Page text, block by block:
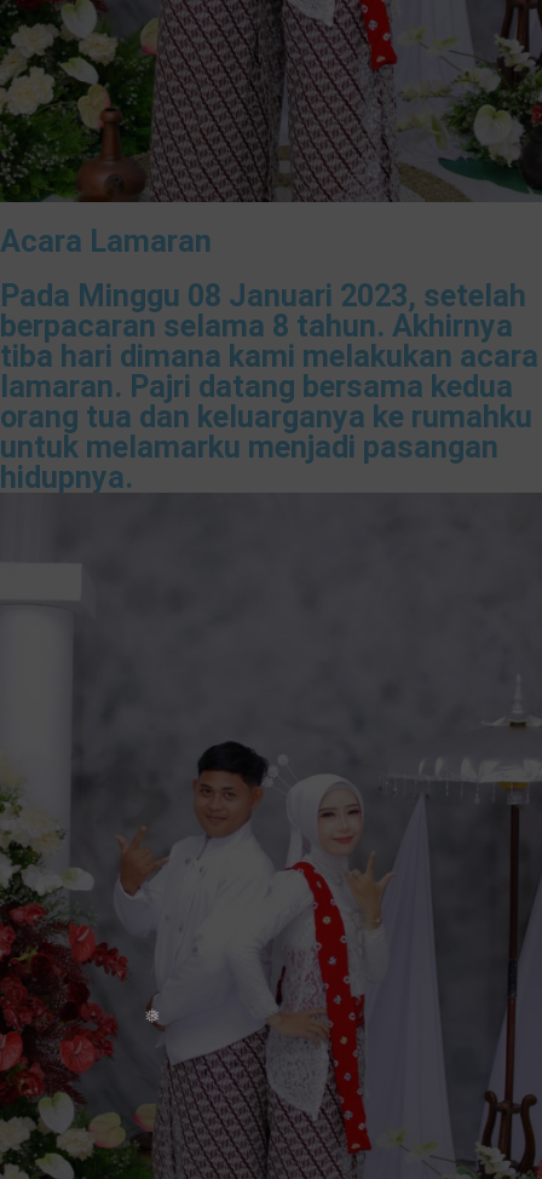
Acara Lamaran
Pada Minggu 08 Januari 2023, setelah
berpacaran selama 8 tahun. Akhirnya
tiba hari dimana kami melakukan acara
lamaran. Pajri datang bersama kedua
orang tua dan keluarganya ke rumahku
untuk melamarku menjadi pasangan
hidupnya.